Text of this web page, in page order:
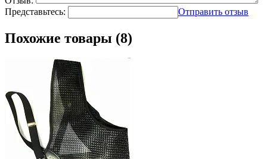
Представьтесь:
Отправить отзыв
Похожие товары (8)